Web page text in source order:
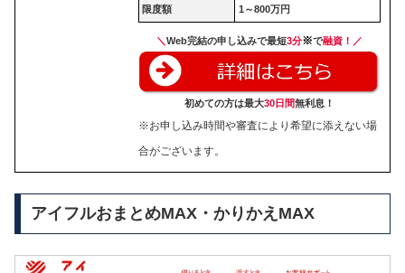
限度額 1～800万円
＼Web完結の申し込みで最短3分※で融資！／
初めての方は最大30日間無利息！
※お申し込み時間や審査により希望に添えない場
合がございます。
アイフルおまとめMAX・かりかえMAX